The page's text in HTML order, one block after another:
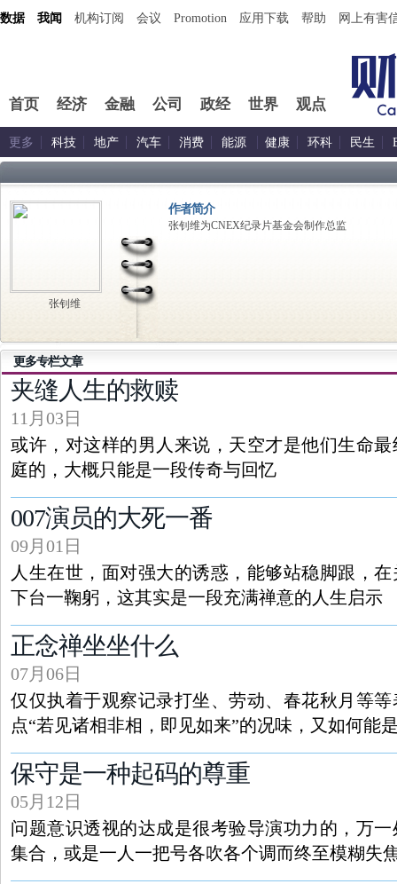
数据 我闻 机构订阅 会议 Promotion 应用下载 帮助 网上有害
首页 经济 金融 公司 政经 世界 观点
更多 科技 地产 汽车 消费 能源 健康 环科 民生
张钊维
作者简介
张钊维为CNEX纪录片基金会制作总监
更多专栏文章
夹缝人生的救赎
11月03日
或许，对这样的男人来说，天空才是他们生命
庭的，大概只能是一段传奇与回忆
007演员的大死一番
09月01日
人生在世，面对强大的诱惑，能够站稳脚跟，
下台一鞠躬，这其实是一段充满禅意的人生启示
正念禅坐坐什么
07月06日
仅仅执着于观察记录打坐、劳动、春花秋月等
点“若见诸相非相，即见如来”的况味，又如何能
保守是一种起码的尊重
05月12日
问题意识透视的达成是很考验导演功力的，万
集合，或是一人一把号各吹各个调而终至模糊失